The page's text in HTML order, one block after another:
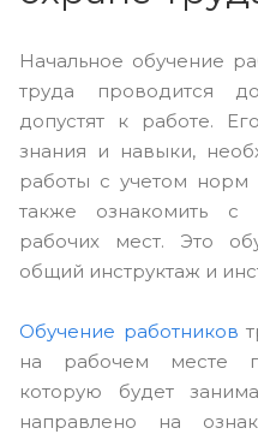
Начальное обучение
труда проводится
допустят к работе.
знания и навыки,
работы с учетом норм
также ознакомить с
рабочих мест. Это
общий инструктаж и
Обучение работников
на рабочем месте
которую будет
направлено на